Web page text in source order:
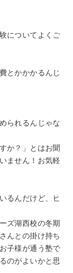
についてよくご
とかかかるんじ
られるんじゃな
か？」とはお聞
ません！お気軽
るんだけど、ヒ
ズ湖西校の冬期
んとの掛け持ち
子様が通う塾で
のがよいかと思